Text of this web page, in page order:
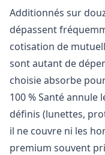
Additionnés sur
dépassent
cotisation de
sont autant de
choisie absorbe
100 % Santé annule
définis (lunettes,
il ne couvre ni les
premium souvent